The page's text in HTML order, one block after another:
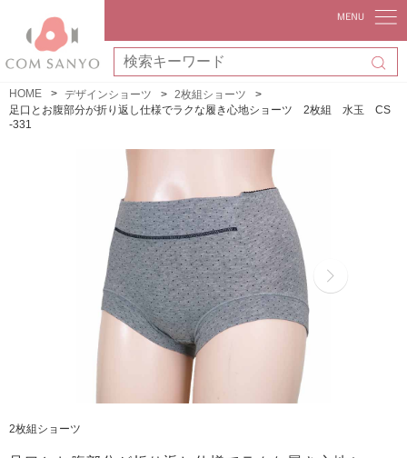
HOME デザインショーツ
2枚組ショーツ
足口とお腹部分が折り返し仕様でラクな履き心地ショーツ 2枚組 水玉 CS
-331
2枚組ショーツ